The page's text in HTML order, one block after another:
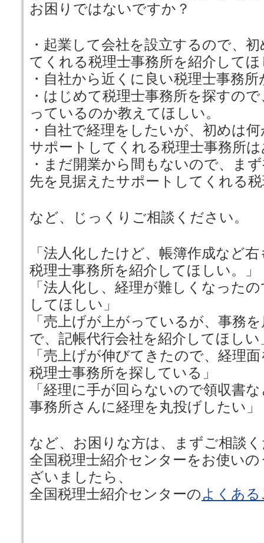
お困りではないですか？
・起業して会社を設立するので、
てくれる税理士事務所を紹介して
・自社から近くに良い税理士事務
・はじめて税理士事務所を探すの
っているのか教えてほしい。
・自社で経理をしたいが、初めは
サポートしてくれる税理士事務所
・まだ開業から間もないので、ま
先を見据えたサポートしてくれる
など、じっくりご相談ください。
「法人化したけど、帳簿作成など
税理士事務所を紹介してほしい。」
「法人化し、経理が難しくなった
してほしい」
「売上げが上がっているが、事務
で、記帳代行会社を紹介してほしい
「売上げが伸びてきたので、経理
税理士事務所を探している」
「経理に手が回らないので領収書
事務所さんに経理を丸投げしたい」
など、お困りな方は、まずご相談
全国税理士紹介センターをお使い
ざいましたら、
全国税理士紹介センターのよくあ